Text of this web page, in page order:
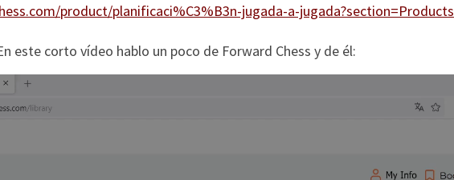
product/planificaci%C3%B3n-jugada-a-jugada?section=Products
este corto vídeo hablo un poco de Forward Chess y de él: